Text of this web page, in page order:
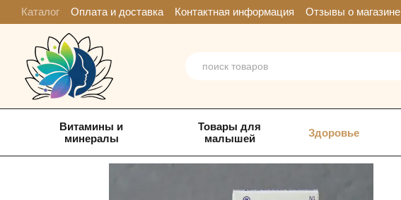
Перейти к основному контенту
Каталог Оплата и доставка Контактная информация Отзывы о магазине
Витамины и
минералы
Товары для
малышей
Здоровье